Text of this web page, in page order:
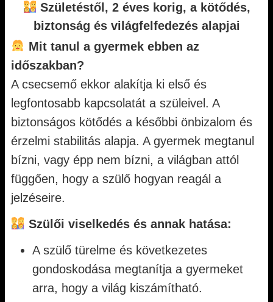
Születéstől, 2 éves korig, a kötődés,
biztonság és világfelfedezés alapjai
Mit tanul a gyermek ebben az
időszakban?
A csecsemő ekkor alakítja ki első és
legfontosabb kapcsolatát a szüleivel. A
biztonságos kötődés a későbbi önbizalom és
érzelmi stabilitás alapja. A gyermek megtanul
bízni, vagy épp nem bízni, a világban attól
függően, hogy a szülő hogyan reagál a
jelzéseire.
Szülői viselkedés és annak hatása:
A szülő türelme és következetes
gondoskodása megtanítja a gyermeket
arra, hogy a világ kiszámítható.